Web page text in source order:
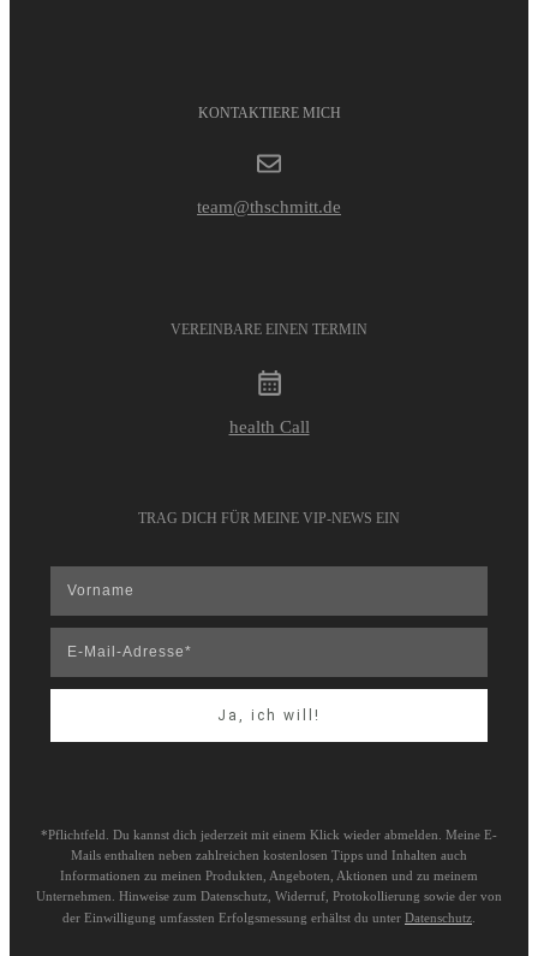
KONTAKTIERE MICH
team@thschmitt.de
VEREINBARE EINEN TERMIN
health Call
TRAG DICH FÜR MEINE VIP-NEWS EIN
Ja, ich will!
*Pflichtfeld. Du kannst dich jederzeit mit einem Klick wieder abmelden. Meine E-
Mails enthalten neben zahlreichen kostenlosen Tipps und Inhalten auch
Informationen zu meinen Produkten, Angeboten, Aktionen und zu meinem
Unternehmen. Hinweise zum Datenschutz, Widerruf, Protokollierung sowie der von
der Einwilligung umfassten Erfolgsmessung erhältst du unter Datenschutz